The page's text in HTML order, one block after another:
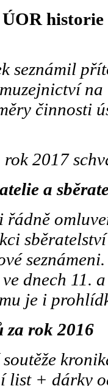
seznámil
činnosti
2017
a
řádně
dnech 11.
je i
za rok 2016
list + dárky